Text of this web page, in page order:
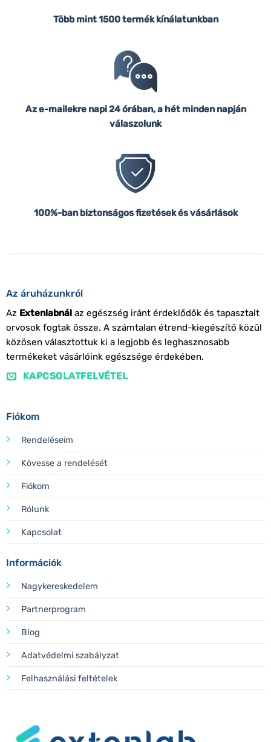
Több mint 1500 termék kínálatunkban
Az e-mailekre napi 24 órában, a hét minden napján
válaszolunk
100%-ban biztonságos fizetések és vásárlások
Az áruházunkról
Az Extenlabnálaz egészség iránt érdeklődők és tapasztalt
orvosok fogtak össze. A számtalan étrend-kiegészítő közül
közösen választottuk ki a legjobb és leghasznosabb
termékeket vásárlóink egészsége érdekében.
KAPCSOLATFELVÉTEL
Fiókom
Rendeléseim
Kövesse a rendelését
Fiókom
Rólunk
Kapcsolat
Információk
Nagykereskedelem
Partnerprogram
Blog
Adatvédelmi szabályzat
Felhasználási feltételek